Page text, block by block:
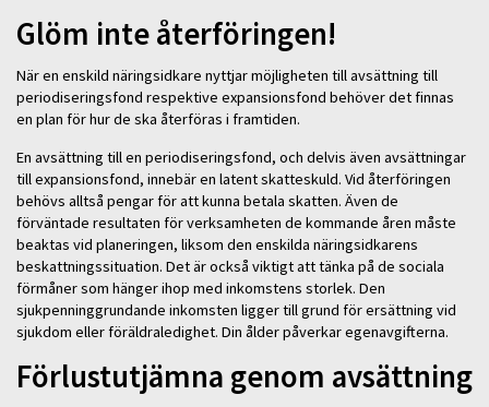
Glöm inte återföringen!
När en enskild näringsidkare nyttjar möjligheten till avsättning till
periodiseringsfond respektive expansionsfond behöver det finnas
en plan för hur de ska återföras i framtiden.
En avsättning till en periodiseringsfond, och delvis även avsättningar
till expansionsfond, innebär en latent skatteskuld. Vid återföringen
behövs alltså pengar för att kunna betala skatten. Även de
förväntade resultaten för verksamheten de kommande åren måste
beaktas vid planeringen, liksom den enskilda näringsidkarens
beskattningssituation. Det är också viktigt att tänka på de sociala
förmåner som hänger ihop med inkomstens storlek. Den
sjukpenninggrundande inkomsten ligger till grund för ersättning vid
sjukdom eller föräldraledighet. Din ålder påverkar egenavgifterna.
Förlustutjämna genom avsättning